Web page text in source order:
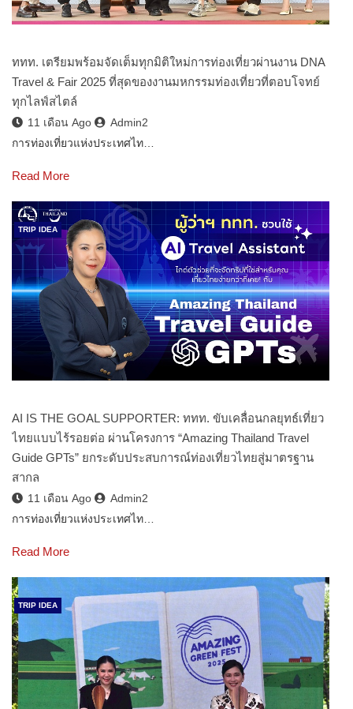
ททท. เตรียมพร้อมจัดเต็มทุกมิติใหม่การท่องเที่ยวผ่านงาน DNA
Travel & Fair 2025 ที่สุดของงานมหกรรมท่องเที่ยวที่ตอบโจทย์
ทุกไลฟ์สไตล์
11 เดือน Ago
Admin2
การท่องเที่ยวแห่งประเทศไท…
Read More
TRIP IDEA
AI IS THE GOAL SUPPORTER: ททท. ขับเคลื่อนกลยุทธ์เที่ยว
ไทยแบบไร้รอยต่อ ผ่านโครงการ “Amazing Thailand Travel
Guide GPTs” ยกระดับประสบการณ์ท่องเที่ยวไทยสู่มาตรฐาน
สากล
11 เดือน Ago
Admin2
การท่องเที่ยวแห่งประเทศไท…
Read More
TRIP IDEA